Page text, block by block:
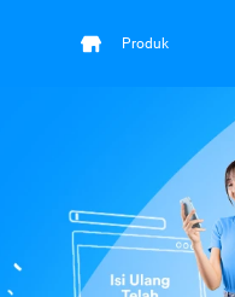
Produk